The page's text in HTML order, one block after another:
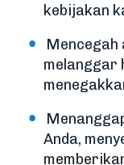
kebijakan
melanggar
Anda,